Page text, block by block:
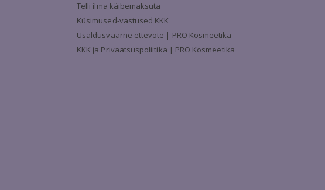
Telli ilma käibemaksuta
Küsimused-vastused KKK
Usaldusväärne ettevõte | PRO Kosmeetika
KKK ja Privaatsuspoliitika | PRO Kosmeetika